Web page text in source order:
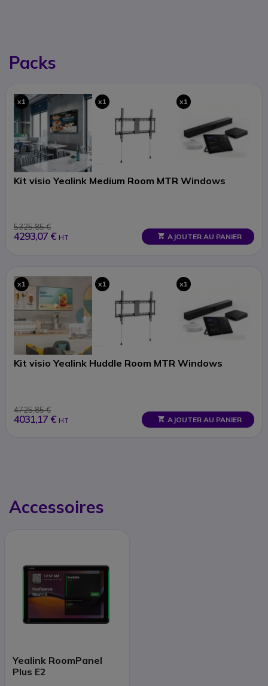
Packs
x1 x1 x1
Kit visio Yealink Medium Room MTR Windows
5325,85 €
4293,07 € HT AJOUTER AU PANIER
x1 x1 x1
Kit visio Yealink Huddle Room MTR Windows
4725,85 €
4031,17 € HT AJOUTER AU PANIER
Accessoires
Yealink RoomPanel
Plus E2